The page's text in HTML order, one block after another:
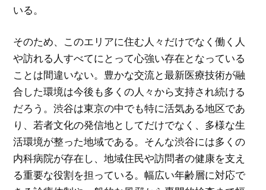
いる。
そのため、このエリアに住む人々だけでなく働く人
や訪れる人すべてにとって心強い存在となっている
ことは間違いない。豊かな交流と最新医療技術が融
合した環境は今後も多くの人々から支持され続ける
だろう。渋谷は東京の中でも特に活気ある地区であ
り、若者文化の発信地としてだけでなく、多様な生
活環境が整った地域である。そんな渋谷には多くの
内科病院が存在し、地域住民や訪問者の健康を支え
る重要な役割を担っている。幅広い年齢層に対応で